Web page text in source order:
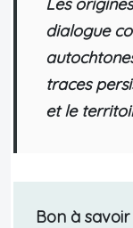
dialogue
traces
et le
Bon à savoir